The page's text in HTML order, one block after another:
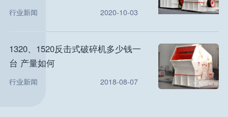
行业新闻 2020-10-03
1320、1520反击式破碎机多少钱一
台 产量如何
行业新闻 2018-08-07